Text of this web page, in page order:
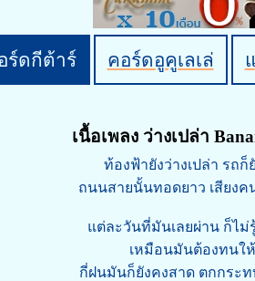
ร์ดกีต้าร์ คอร์ดอูคูเลเล่
เนื้อเพลง ว่างเปล่า
ท้องฟ้ายังว่างเปล่า รถก็
ถนนสายนั้นทอดยาว เสียงค
แต่ละวันที่มันเลยผ่าน ก็ไม่
เหมือนมันต้องทนใ
กี่ฝนมันก็ยังคงสาด ตกกระ